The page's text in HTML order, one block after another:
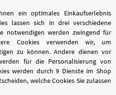
ein optimales Einkaufserlebnis
lassen sich in drei verschiedene
notwendigen werden zwingend für
Cookies verwenden wir, um
zu können. Andere dienen vor
für die Personalisierung von
werden durch 9 Dienste im Shop
welche Cookies Sie zulassen